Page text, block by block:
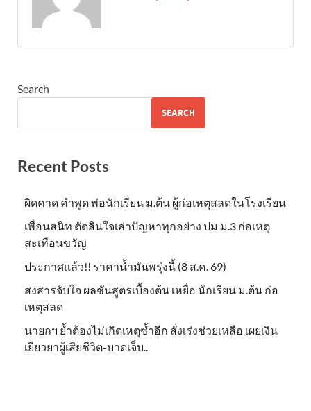
Search
SEARCH
Recent Posts
ผิดคาด คำพูด พ่อนักเรียน ม.ต้น ผู้ก่อเหตุสลดในโรงเรียน
เพื่อนสนิท ตัดสินใจเล่าปัญหาทุกอย่าง ปม ม.3 ก่อเหตุ
สะเทือนขวัญ
ประกาศแล้ว!! ราคาน้ำมันพรุ่งนี้ (8 ส.ค. 69)
สงสารจับใจ ผลชันสูตรเบื้องต้น เหยื่อ นักเรียน ม.ต้น ก่อ
เหตุสลด
นายกฯ ย้ำต้องไม่เกิดเหตุซ้ำอีก สั่งเร่งช่วยเหลือ เผยเงิน
เยียวยาผู้เสียชีวิต-บาดเจ็บ..